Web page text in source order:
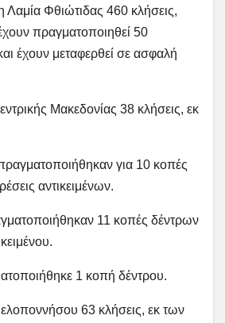
Λαμία Φθιώτιδας 460 κλήσεις,
πραγματοποιηθεί 50
έχουν μεταφερθεί σε ασφαλή
Μακεδονίας 38 κλήσεις, εκ
για 10 κοπές
αντικειμένων.
11 κοπές δέντρων
1 κοπή δέντρου.
63 κλήσεις, εκ των